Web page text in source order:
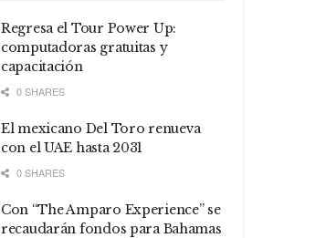
Regresa el Tour Power Up:
computadoras gratuitas y
capacitación
0 SHARES
El mexicano Del Toro renueva
con el UAE hasta 2031
0 SHARES
Con “The Amparo Experience” se
recaudarán fondos para Bahamas